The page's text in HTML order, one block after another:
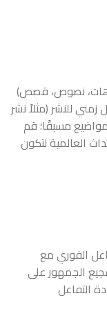
نصوص، قصص)
للنشر (مثلاً نشر
مسبقًا؛ قم
العالمية لتكون
الفوري مع
الجمهور على
التفاعل